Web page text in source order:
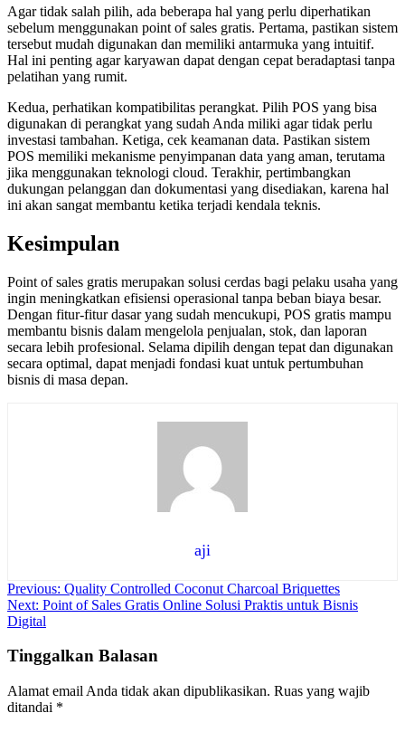
Agar tidak salah pilih, ada beberapa hal yang perlu diperhatikan
sebelum menggunakan point of sales gratis. Pertama, pastikan sistem
tersebut mudah digunakan dan memiliki antarmuka yang intuitif.
Hal ini penting agar karyawan dapat dengan cepat beradaptasi tanpa
pelatihan yang rumit.
Kedua, perhatikan kompatibilitas perangkat. Pilih POS yang bisa
digunakan di perangkat yang sudah Anda miliki agar tidak perlu
investasi tambahan. Ketiga, cek keamanan data. Pastikan sistem
POS memiliki mekanisme penyimpanan data yang aman, terutama
jika menggunakan teknologi cloud. Terakhir, pertimbangkan
dukungan pelanggan dan dokumentasi yang disediakan, karena hal
ini akan sangat membantu ketika terjadi kendala teknis.
Kesimpulan
Point of sales gratis merupakan solusi cerdas bagi pelaku usaha yang
ingin meningkatkan efisiensi operasional tanpa beban biaya besar.
Dengan fitur-fitur dasar yang sudah mencukupi, POS gratis mampu
membantu bisnis dalam mengelola penjualan, stok, dan laporan
secara lebih profesional. Selama dipilih dengan tepat dan digunakan
secara optimal, dapat menjadi fondasi kuat untuk pertumbuhan
bisnis di masa depan.
aji
Navigasi
pos
Previous: Quality Controlled Coconut Charcoal Briquettes
Next: Point of Sales Gratis Online Solusi Praktis untuk Bisnis
Digital
Tinggalkan Balasan
Alamat email Anda tidak akan dipublikasikan. Ruas yang wajib
ditandai *